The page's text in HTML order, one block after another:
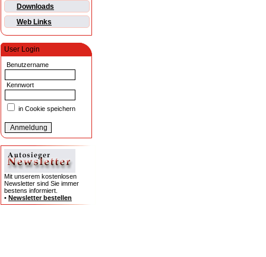
Downloads
Web Links
User Login
Benutzername
Kennwort
in Cookie speichern
Mit unserem kostenlosen
Newsletter sind Sie immer
bestens informiert.
• Newsletter bestellen